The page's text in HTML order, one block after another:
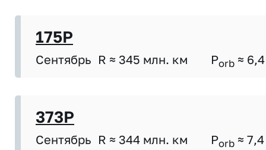
175P
Сентябрь R ≈ 345 млн. км Porb ≈ 6,4
373P
Сентябрь R ≈ 344 млн. км Porb ≈ 7,4